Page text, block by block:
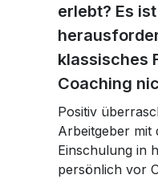
erlebt? Es
klassisches
Coaching
Positiv
Arbeitgeber mit
Einschulung in
persönlich vor